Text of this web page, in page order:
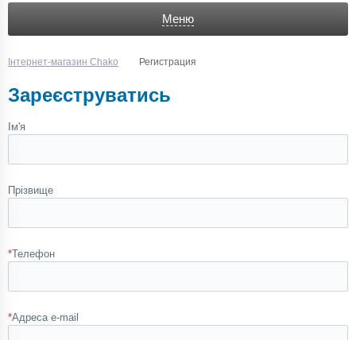
Меню
Інтернет-магазин Chako Регистрация
Зареєструватись
Ім'я
Прізвище
*Телефон
*Адреса e-mail